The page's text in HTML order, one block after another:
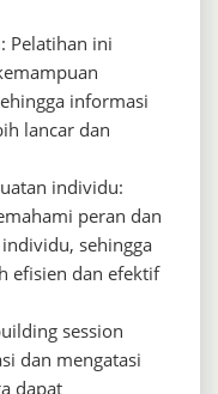
Pelatihan ini
informasi
lancar dan
individu:
peran dan
sehingga
efisien dan efektif
session
dan mengatasi
dapat